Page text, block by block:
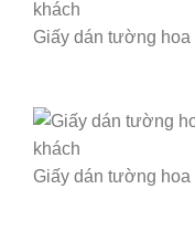
Giấy dán tường hoa
Giấy dán tường hoa